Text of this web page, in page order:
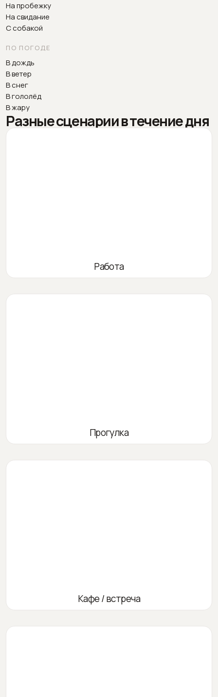
На пробежку
На свидание
С собакой
ПО ПОГОДЕ
В дождь
В ветер
В снег
В гололёд
В жару
Разные сценарии в течение дня
Работа
Прогулка
Кафе / встреча